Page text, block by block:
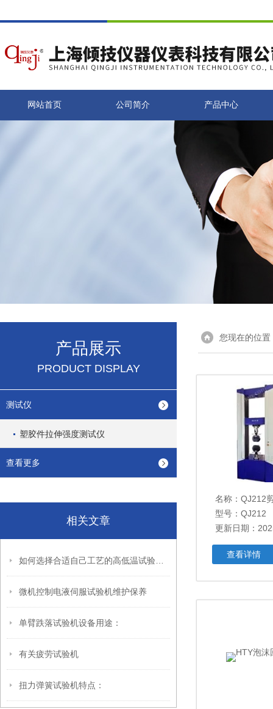
网站首页 公司简介 产品中心
产品展示
PRODUCT DISPLAY
测试仪
塑胶件拉伸强度测试仪
查看更多
相关文章
微机控制电液伺服试验机维护保养
单臂跌落试验机设备用途：
有关疲劳试验机
扭力弹簧试验机特点：
您现在的位置
名称： QJ212
型号：QJ212
更新日期：
查看详情